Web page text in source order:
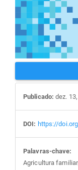
Publicado: dez.
DOI: https://
Palavras-chave:
Agricultura